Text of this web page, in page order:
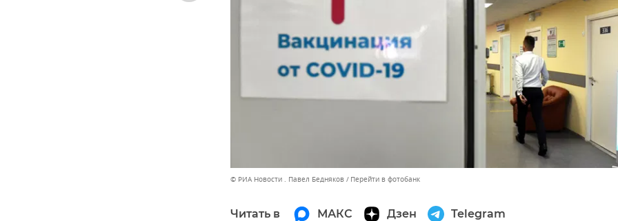
© РИА Новости . Павел Бедняков Перейти в фотобанк
Читать в МАКС Дзен Telegram